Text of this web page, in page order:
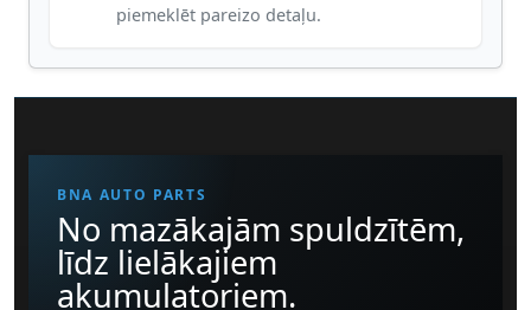
piemeklēt pareizo detaļu.
BNA AUTO PARTS
No mazākajām spuldzītēm,
līdz lielākajiem
akumulatoriem.